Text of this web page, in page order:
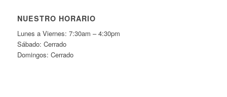
NUESTRO HORARIO
Lunes a Viernes: 7:30am – 4:30pm
Sábado: Cerrado
Domingos: Cerrado